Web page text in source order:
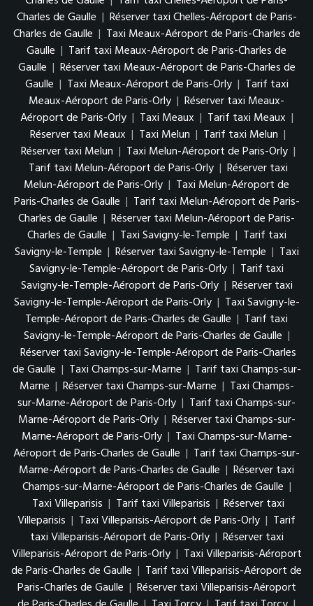
Charles de Gaulle | Réserver taxi Chelles-Aéroport de Paris-
Charles de Gaulle | Taxi Meaux-Aéroport de Paris-Charles de
Gaulle | Tarif taxi Meaux-Aéroport de Paris-Charles de
Gaulle | Réserver taxi Meaux-Aéroport de Paris-Charles de
Gaulle | Taxi Meaux-Aéroport de Paris-Orly | Tarif taxi
Meaux-Aéroport de Paris-Orly | Réserver taxi Meaux-
Aéroport de Paris-Orly | Taxi Meaux | Tarif taxi Meaux |
Réserver taxi Meaux | Taxi Melun | Tarif taxi Melun |
Réserver taxi Melun | Taxi Melun-Aéroport de Paris-Orly |
Tarif taxi Melun-Aéroport de Paris-Orly | Réserver taxi
Melun-Aéroport de Paris-Orly | Taxi Melun-Aéroport de
Paris-Charles de Gaulle | Tarif taxi Melun-Aéroport de Paris-
Charles de Gaulle | Réserver taxi Melun-Aéroport de Paris-
Charles de Gaulle | Taxi Savigny-le-Temple | Tarif taxi
Savigny-le-Temple | Réserver taxi Savigny-le-Temple | Taxi
Savigny-le-Temple-Aéroport de Paris-Orly | Tarif taxi
Savigny-le-Temple-Aéroport de Paris-Orly | Réserver taxi
Savigny-le-Temple-Aéroport de Paris-Orly | Taxi Savigny-le-
Temple-Aéroport de Paris-Charles de Gaulle | Tarif taxi
Savigny-le-Temple-Aéroport de Paris-Charles de Gaulle |
Réserver taxi Savigny-le-Temple-Aéroport de Paris-Charles
de Gaulle | Taxi Champs-sur-Marne | Tarif taxi Champs-sur-
Marne | Réserver taxi Champs-sur-Marne | Taxi Champs-
sur-Marne-Aéroport de Paris-Orly | Tarif taxi Champs-sur-
Marne-Aéroport de Paris-Orly | Réserver taxi Champs-sur-
Marne-Aéroport de Paris-Orly | Taxi Champs-sur-Marne-
Aéroport de Paris-Charles de Gaulle | Tarif taxi Champs-sur-
Marne-Aéroport de Paris-Charles de Gaulle | Réserver taxi
Champs-sur-Marne-Aéroport de Paris-Charles de Gaulle |
Taxi Villeparisis | Tarif taxi Villeparisis | Réserver taxi
Villeparisis | Taxi Villeparisis-Aéroport de Paris-Orly | Tarif
taxi Villeparisis-Aéroport de Paris-Orly | Réserver taxi
Villeparisis-Aéroport de Paris-Orly | Taxi Villeparisis-Aéroport
de Paris-Charles de Gaulle | Tarif taxi Villeparisis-Aéroport de
Paris-Charles de Gaulle | Réserver taxi Villeparisis-Aéroport